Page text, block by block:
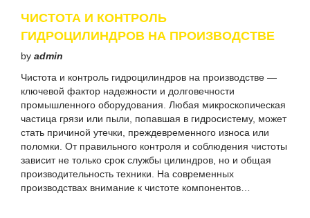
ЧИСТОТА И КОНТРОЛЬ
ГИДРОЦИЛИНДРОВ НА ПРОИЗВОДСТВЕ
by admin
Чистота и контроль гидроцилиндров на производстве —
ключевой фактор надежности и долговечности
промышленного оборудования. Любая микроскопическая
частица грязи или пыли, попавшая в гидросистему, может
стать причиной утечки, преждевременного износа или
поломки. От правильного контроля и соблюдения чистоты
зависит не только срок службы цилиндров, но и общая
производительность техники. На современных
производствах внимание к чистоте компонентов…